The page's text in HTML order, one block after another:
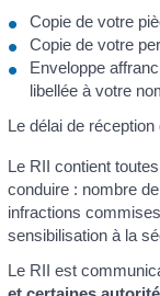
Copie de votre
Copie de votre
Enveloppe
libellée à votre
Le délai de
Le RII contient
conduire : nombre
infractions
sensibilisation à la
Le RII est